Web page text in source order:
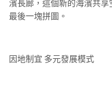
濱長廊，這個新的海濱共
最後一塊拼圖。
因地制宜 多元發展模式